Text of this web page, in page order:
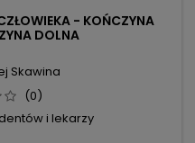
- KOŃCZYNA
DOLNA
Skawina
(0)
i lekarzy